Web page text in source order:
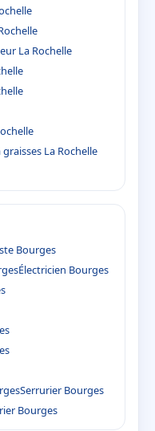
La Rochelle
La Rochelle
Bourges
Électricien Bourges
Serrurier Bourges
Bourges